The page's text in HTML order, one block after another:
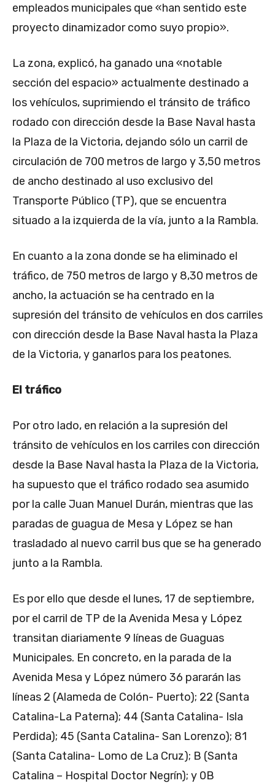
empleados municipales que «han sentido este
proyecto dinamizador como suyo propio».
La zona, explicó, ha ganado una «notable
sección del espacio» actualmente destinado a
los vehículos, suprimiendo el tránsito de tráfico
rodado con dirección desde la Base Naval hasta
la Plaza de la Victoria, dejando sólo un carril de
circulación de 700 metros de largo y 3,50 metros
de ancho destinado al uso exclusivo del
Transporte Público (TP), que se encuentra
situado a la izquierda de la vía, junto a la Rambla.
En cuanto a la zona donde se ha eliminado el
tráfico, de 750 metros de largo y 8,30 metros de
ancho, la actuación se ha centrado en la
supresión del tránsito de vehículos en dos carriles
con dirección desde la Base Naval hasta la Plaza
de la Victoria, y ganarlos para los peatones.
El tráfico
Por otro lado, en relación a la supresión del
tránsito de vehículos en los carriles con dirección
desde la Base Naval hasta la Plaza de la Victoria,
ha supuesto que el tráfico rodado sea asumido
por la calle Juan Manuel Durán, mientras que las
paradas de guagua de Mesa y López se han
trasladado al nuevo carril bus que se ha generado
junto a la Rambla.
Es por ello que desde el lunes, 17 de septiembre,
por el carril de TP de la Avenida Mesa y López
transitan diariamente 9 líneas de Guaguas
Municipales. En concreto, en la parada de la
Avenida Mesa y López número 36 pararán las
líneas 2 (Alameda de Colón- Puerto); 22 (Santa
Catalina-La Paterna); 44 (Santa Catalina- Isla
Perdida); 45 (Santa Catalina- San Lorenzo); 81
(Santa Catalina- Lomo de La Cruz); B (Santa
Catalina – Hospital Doctor Negrín); y 0B